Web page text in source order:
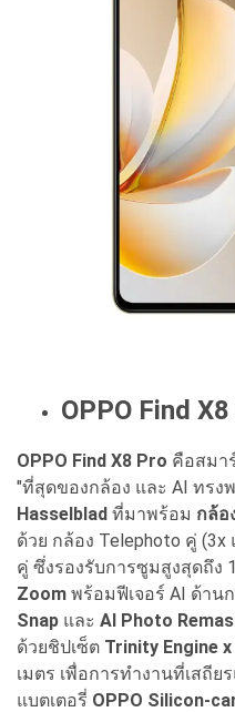
OPPO Find
OPPO Find X8 Pro คือสมา
"ที่สุดของกล้อง และ AI ทรง
Hasselblad ที่มาพร้อม กล้อ
ด้วย กล้อง Telephoto คู่ (3x
คู่ ซึ่งรองรับการซูมสูงสุดถึง
Zoom พร้อมฟีเจอร์ AI ด้าน
Snap และ AI Photo
ด้วยชิปเซ็ต Trinity Engine
เมตร เพื่อการทำงานที่เสถี
แบตเตอรี่ OPPO Silicon-